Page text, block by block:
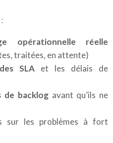
opérationnelle réelle
traitées, en attente)
SLA et les délais de
de backlogavant qu’ils ne
sur les problèmes à fort